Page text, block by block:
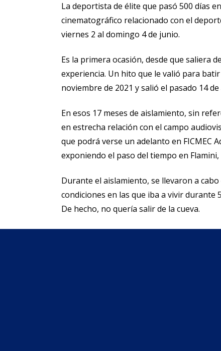
La deportista de élite que pasó 500 días
cinematográfico relacionado con el
viernes 2 al domingo 4 de junio.
Es la primera ocasión, desde que saliera
experiencia. Un hito que le valió para
noviembre de 2021 y salió el pasado 14
En esos 17 meses de aislamiento, sin
en estrecha relación con el campo
que podrá verse un adelanto en FICMEC
exponiendo el paso del tiempo en
Durante el aislamiento, se llevaron a
condiciones en las que iba a vivir
De hecho, no quería salir de la cueva.